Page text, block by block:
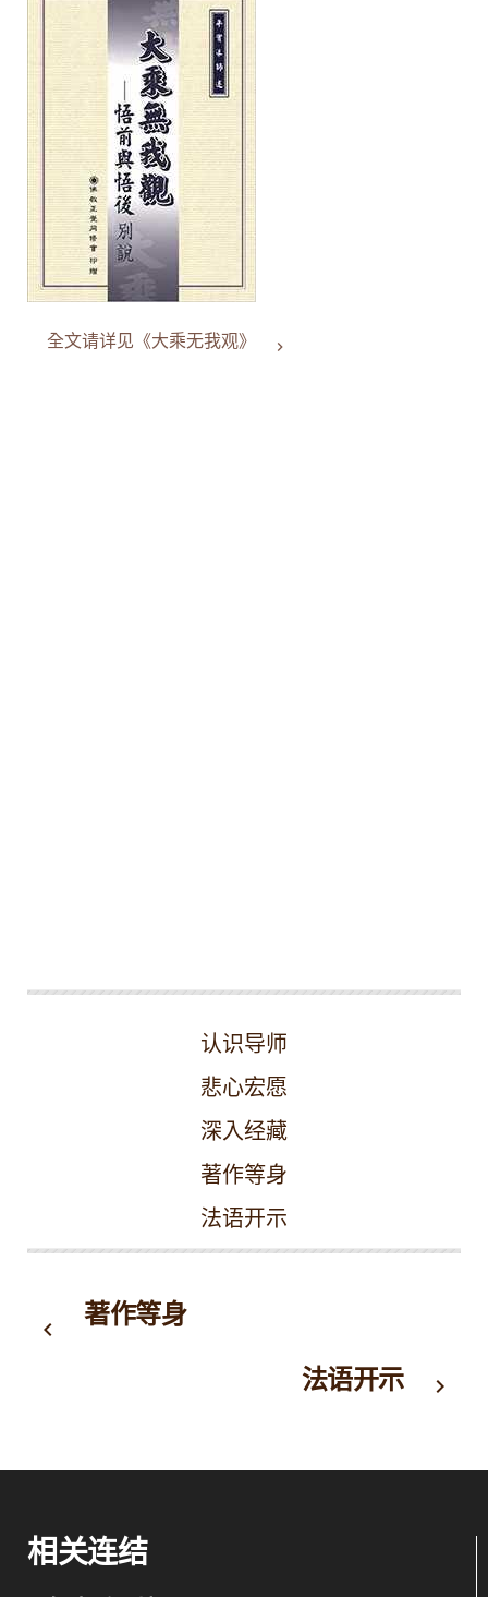
全文请详见《大乘无我观》 keyboard_arrow_right
认识导师
悲心宏愿
深入经藏
著作等身
法语开示
keyboard_arrow_left
著作等身
法语开示 keyboard_arrow_right
相关连结